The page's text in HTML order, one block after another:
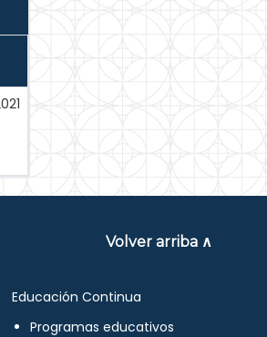
Volver arriba ∧
Educación Continua
Programas educativos